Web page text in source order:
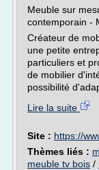
Meuble sur
contemporain -
Créateur de
une petite
particuliers et
de mobilier
possibilité
Lire la suite
Site : https://
Thèmes liés :
meuble tv bois /